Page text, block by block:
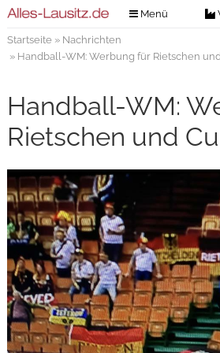
Menü
Verlag
Kontakt
Impressum
Digitale
Startseite» Nachrichten
» Handball-WM: Werbung für Rietschen
Handball-WM:
Rietschen und